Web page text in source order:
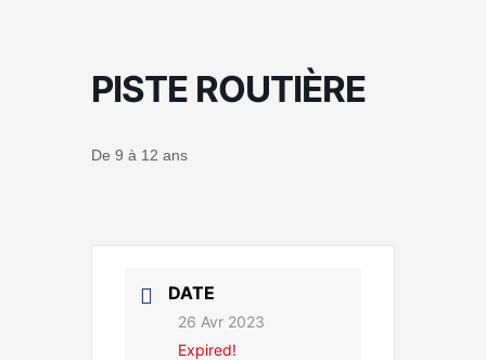
PISTE ROUTIÈRE
De 9 à 12 ans
DATE
26 Avr 2023
Expired!